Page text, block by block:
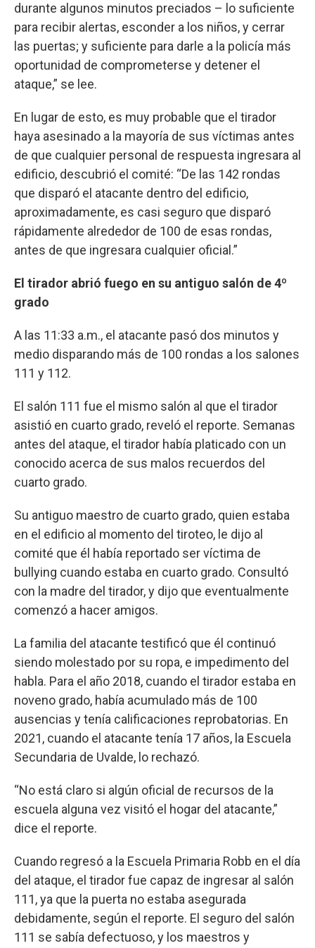
durante algunos minutos preciados – lo suficiente
para recibir alertas, esconder a los niños, y cerrar
las puertas; y suficiente para darle a la policía más
oportunidad de comprometerse y detener el
ataque,” se lee.
En lugar de esto, es muy probable que el tirador
haya asesinado a la mayoría de sus víctimas antes
de que cualquier personal de respuesta ingresara al
edificio, descubrió el comité: “De las 142 rondas
que disparó el atacante dentro del edificio,
aproximadamente, es casi seguro que disparó
rápidamente alrededor de 100 de esas rondas,
antes de que ingresara cualquier oficial.”
El tirador abrió fuego en su antiguo salón de 4º
grado
A las 11:33 a.m., el atacante pasó dos minutos y
medio disparando más de 100 rondas a los salones
111 y 112.
El salón 111 fue el mismo salón al que el tirador
asistió en cuarto grado, reveló el reporte. Semanas
antes del ataque, el tirador había platicado con un
conocido acerca de sus malos recuerdos del
cuarto grado.
Su antiguo maestro de cuarto grado, quien estaba
en el edificio al momento del tiroteo, le dijo al
comité que él había reportado ser víctima de
bullying cuando estaba en cuarto grado. Consultó
con la madre del tirador, y dijo que eventualmente
comenzó a hacer amigos.
La familia del atacante testificó que él continuó
siendo molestado por su ropa, e impedimento del
habla. Para el año 2018, cuando el tirador estaba en
noveno grado, había acumulado más de 100
ausencias y tenía calificaciones reprobatorias. En
2021, cuando el atacante tenía 17 años, la Escuela
Secundaria de Uvalde, lo rechazó.
“No está claro si algún oficial de recursos de la
escuela alguna vez visitó el hogar del atacante,”
dice el reporte.
Cuando regresó a la Escuela Primaria Robb en el día
del ataque, el tirador fue capaz de ingresar al salón
111, ya que la puerta no estaba asegurada
debidamente, según el reporte. El seguro del salón
111 se sabía defectuoso, y los maestros y